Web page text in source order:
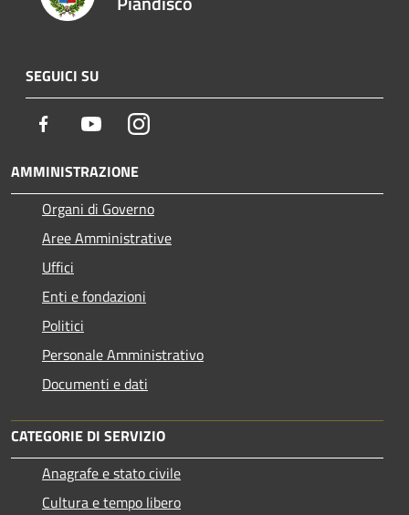
SEGUICI SU
Facebook YoutubeInstagram
AMMINISTRAZIONE
Organi di Governo
Aree Amministrative
Uffici
Enti e fondazioni
Politici
Personale Amministrativo
Documenti e dati
CATEGORIE DI SERVIZIO
Anagrafe e stato civile
Cultura e tempo libero